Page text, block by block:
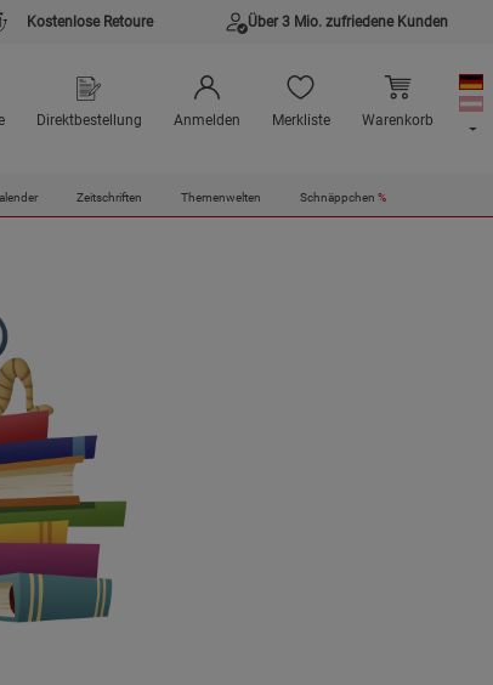
Kostenlose Retoure Über 3 Mio. zufriedene Kunden
Direktbestellung Anmelden Merkliste Warenkorb
Zeitschriften Themenwelten Schnäppchen %